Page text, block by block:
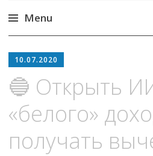
Menu
to
content
10.07.2020
🔵 Открыть
«белого»
получать